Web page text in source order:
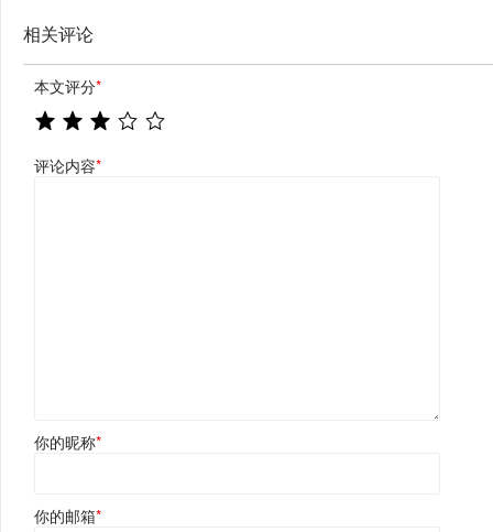
相关评论
本文评分*
评论内容*
你的昵称*
你的邮箱*